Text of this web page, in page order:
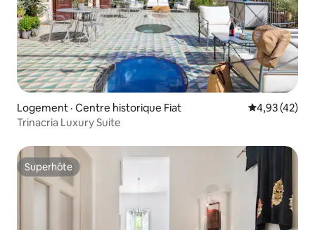
Logement · Centre historique Fiat Note
4,93 (42)
Trinacria Luxury Suite
Superhôte
Superhôte